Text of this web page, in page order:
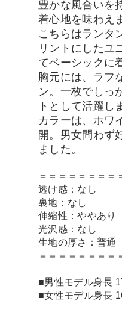
豊かな風合いを
着心地を味わえ
こちらはランタ
リントにしたユ
てベーシックに
胸元には、ラフ
ン。一枚でしっ
トとして活躍し
カラーは、ホワ
開。男女問わず
ました。
＝＝＝＝＝＝＝＝
透け感：なし
裏地：なし
伸縮性：ややあり
光沢感：なし
生地の厚さ：普通
＝＝＝＝＝＝＝＝
■男性モデル身長
■女性モデル身長